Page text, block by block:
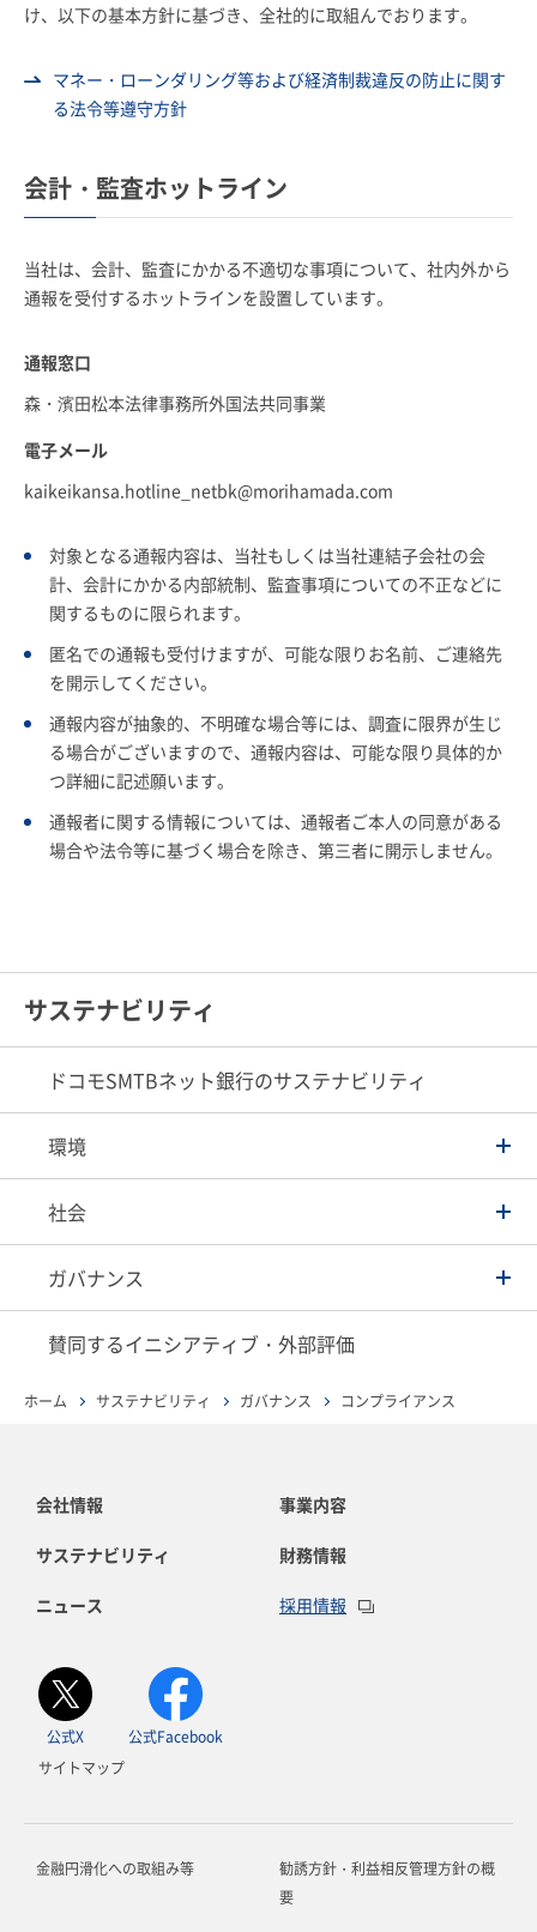
け、以下の基本方針に基づき、全社的に取組んでおります。
マネー・ローンダリング等および経済制裁違反の防止に関す
る法令等遵守方針
会計・監査ホットライン
当社は、会計、監査にかかる不適切な事項について、社内外から
通報を受付するホットラインを設置しています。
通報窓口
森・濱田松本法律事務所外国法共同事業
電子メール
kaikeikansa.hotline_netbk@morihamada.com
対象となる通報内容は、当社もしくは当社連結子会社の会
計、会計にかかる内部統制、監査事項についての不正などに
関するものに限られます。
匿名での通報も受付けますが、可能な限りお名前、ご連絡先
を開示してください。
通報内容が抽象的、不明確な場合等には、調査に限界が生じ
る場合がございますので、通報内容は、可能な限り具体的か
つ詳細に記述願います。
通報者に関する情報については、通報者ご本人の同意がある
場合や法令等に基づく場合を除き、第三者に開示しません。
サステナビリティ
ドコモSMTBネット銀行のサステナビリティ
環境
社会
ガバナンス
賛同するイニシアティブ・外部評価
ホーム サステナビリティ ガバナンス コンプライアンス
会社情報 事業内容
サステナビリティ 財務情報
ニュース 採用情報
公式X
公式Facebook
サイトマップ
金融円滑化への取組み等
勧誘方針・利益相反管理方針の概
要